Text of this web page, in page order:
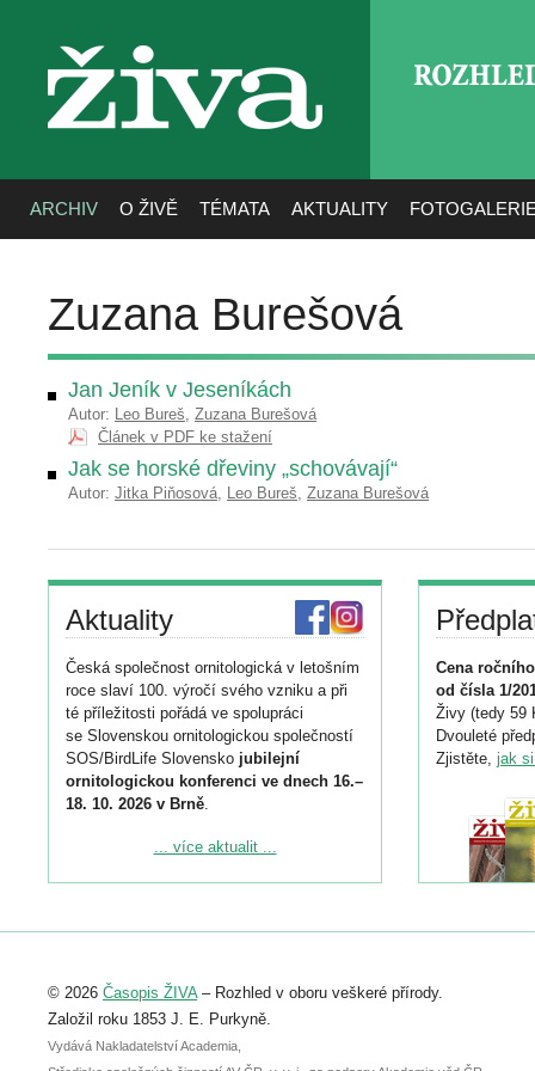
živa
ARCHIV O ŽIVĚ TÉMATA AKTUALITY
Zuzana Burešová
Jan Jeník v Jeseníkách
Autor: Leo Bureš, Zuzana Burešová
Článek v PDF ke stažení
Jak se horské dřeviny „schovávají“
Autor: Jitka Piňosová, Leo Bureš, Zuzana Burešová
Aktuality
Česká společnost ornitologická v letošním
roce slaví 100. výročí svého vzniku a při
té příležitosti pořádá ve spolupráci
se Slovenskou ornitologickou společností
SOS/BirdLife Slovensko jubilejní
ornitologickou konferenci ve dnech 16.–
18. 10. 2026 v Brně.
Podrobnější informace ke konferenci
Registrovat se můžete do 6. září.
abstraktu přihlášené přednášky nebo
posteru je už 30. června.
... více aktualit ...
Cena
od čísla 1/
Živy (tedy 59
Dvouleté
Zjistěte, jak
© 2026 Časopis ŽIVA– Rozhled v oboru veškeré přírody.
Založil roku 1853 J. E. Purkyně.
Vydává Nakladatelství Academia,